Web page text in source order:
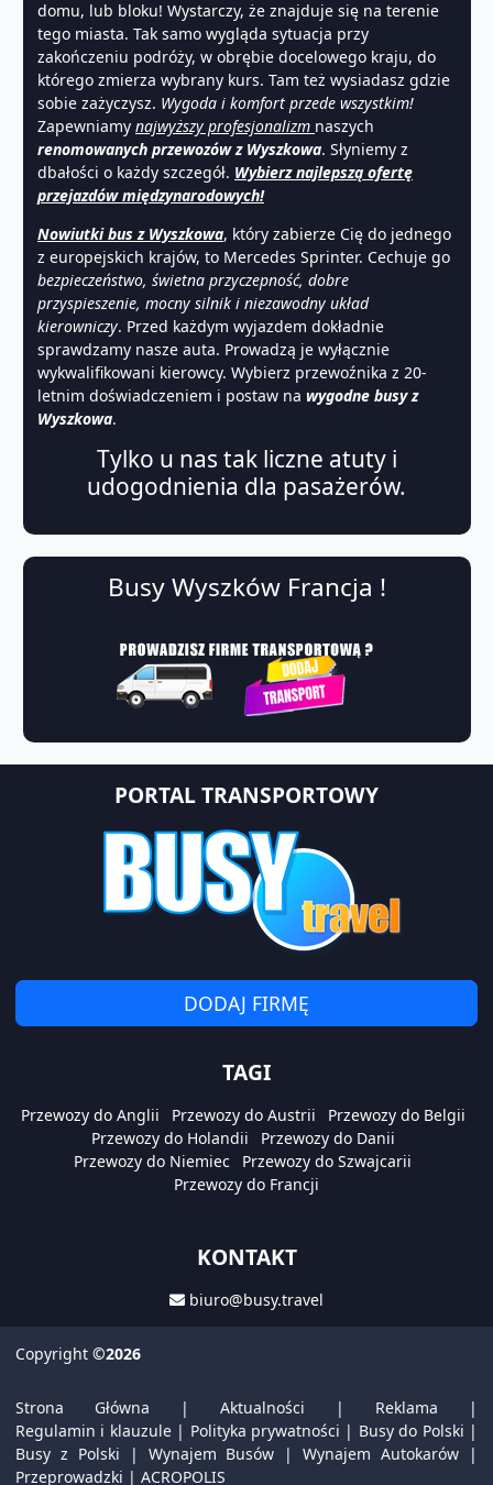
domu, lub bloku! Wystarczy, że znajduje się na terenie
tego miasta. Tak samo wygląda sytuacja przy
zakończeniu podróży, w obrębie docelowego kraju, do
którego zmierza wybrany kurs. Tam też wysiadasz gdzie
sobie zażyczysz. Wygoda i komfort przede wszystkim!
Zapewniamy najwyższy profesjonalizm naszych
renomowanych przewozów z Wyszkowa. Słyniemy z
dbałości o każdy szczegół. Wybierz najlepszą ofertę
przejazdów międzynarodowych!
Nowiutki bus z Wyszkowa, który zabierze Cię do jednego
z europejskich krajów, to Mercedes Sprinter. Cechuje go
bezpieczeństwo, świetna przyczepność, dobre
przyspieszenie, mocny silnik i niezawodny układ
kierowniczy. Przed każdym wyjazdem dokładnie
sprawdzamy nasze auta. Prowadzą je wyłącznie
wykwalifikowani kierowcy. Wybierz przewoźnika z 20-
letnim doświadczeniem i postaw na wygodne busy z
Wyszkowa.
Tylko u nas tak liczne atuty i
udogodnienia dla pasażerów.
Busy Wyszków Francja !
PORTAL TRANSPORTOWY
DODAJ FIRMĘ
TAGI
Przewozy do Anglii Przewozy do Austrii
Przewozy do Belgii
Przewozy do Holandii
Przewozy do Danii
Przewozy do Niemiec
Przewozy do Szwajcarii
Przewozy do Francji
KONTAKT
biuro@busy.travel
Copyright ©2026
Strona Główna | Aktualności | Reklama |
Regulamin i klauzule| Polityka prywatności | Busy do Polski |
Busy z Polski | Wynajem Busów |Wynajem Autokarów |
Przeprowadzki | ACROPOLIS